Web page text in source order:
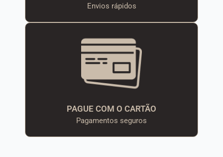
Envios rápidos
PAGUE COM O CARTÃO
Pagamentos seguros